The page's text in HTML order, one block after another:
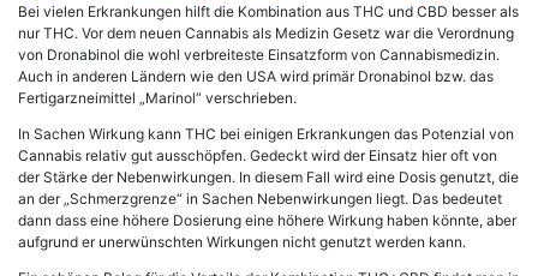
Bei vielen Erkrankungen hilft die Kombination aus THC und CBD besser als
nur THC. Vor dem neuen Cannabis als Medizin Gesetz war die Verordnung
von Dronabinol die wohl verbreiteste Einsatzform von Cannabismedizin.
Auch in anderen Ländern wie den USA wird primär Dronabinol bzw. das
Fertigarzneimittel „Marinol“ verschrieben.
In Sachen Wirkung kann THC bei einigen Erkrankungen das Potenzial von
Cannabis relativ gut ausschöpfen. Gedeckt wird der Einsatz hier oft von
der Stärke der Nebenwirkungen. In diesem Fall wird eine Dosis genutzt, die
an der „Schmerzgrenze“ in Sachen Nebenwirkungen liegt. Das bedeutet
dann dass eine höhere Dosierung eine höhere Wirkung haben könnte, aber
aufgrund er unerwünschten Wirkungen nicht genutzt werden kann.